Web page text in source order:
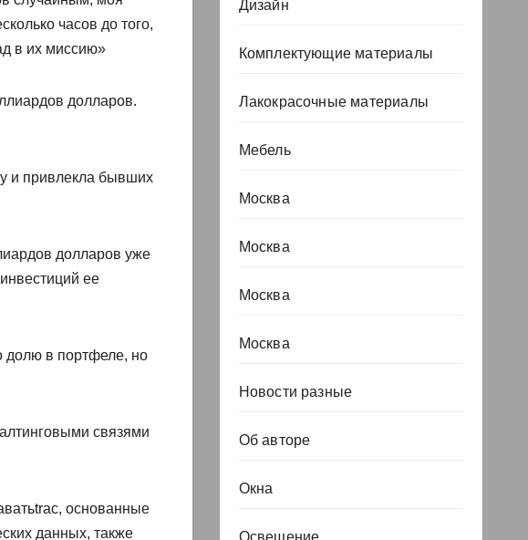
часов до того,
в их миссию»
долларов.
и привлекла бывших
долларов уже
ее
долю в портфеле, но
связями
основанные
данных, также
Дизайн
Комплектующие материалы
Лакокрасочные материалы
Мебель
Москва
Москва
Москва
Москва
Новости разные
Об авторе
Окна
Освещение